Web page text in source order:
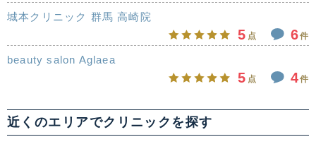
城本クリニック 群馬 高崎院
5 点 6件
beauty salon Aglaea
5 点 4件
近くのエリアでクリニックを探す